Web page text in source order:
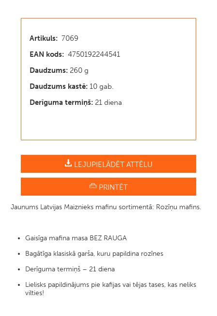
Artikuls: 7069
EAN kods: 4750192244541
Daudzums: 260 g
Daudzums kastē: 10 gab.
Derīguma termiņš: 21 diena
LEJUPIELĀDĒT ATTĒLU
PRINTĒT
Jaunums Latvijas Maiznieks mafinu sortimentā: Rozīņu mafins.
Gaisīga mafina masa BEZ RAUGA
Bagātīga klasiskā garša, kuru papildina rozīnes
Derīguma termiņš – 21 diena
Lielisks papildinājums pie kafijas vai tējas tases, kas neliks
vilties!